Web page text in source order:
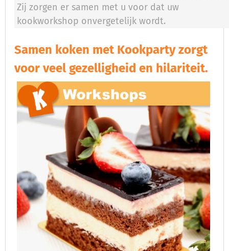
Zij zorgen er samen met u voor dat uw
kookworkshop onvergetelijk wordt.
Samen koken met Kookparty zorgt
voor veel gezelligheid en hilariteit.